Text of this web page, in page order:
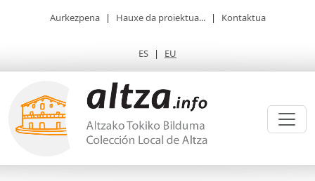
Aurkezpena | Hauxe da proiektua... | Kontaktua
ES | EU